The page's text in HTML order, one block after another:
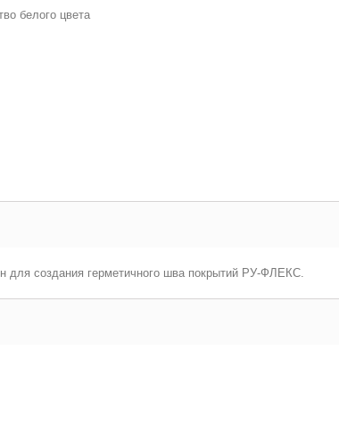
белого цвета
для создания герметичного шва покрытий РУ-ФЛЕКС.